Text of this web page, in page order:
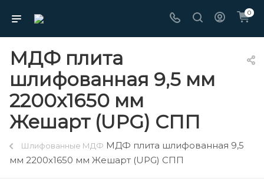
0
МДФ плита
шлифованная 9,5 мм
2200х1650 мм
Жешарт (UPG) СПП
Шлифованные МДФ МДФ плита шлифованная 9,5
мм 2200х1650 мм Жешарт (UPG) СПП